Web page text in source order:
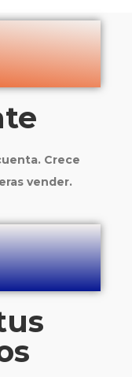
Crece
vender.